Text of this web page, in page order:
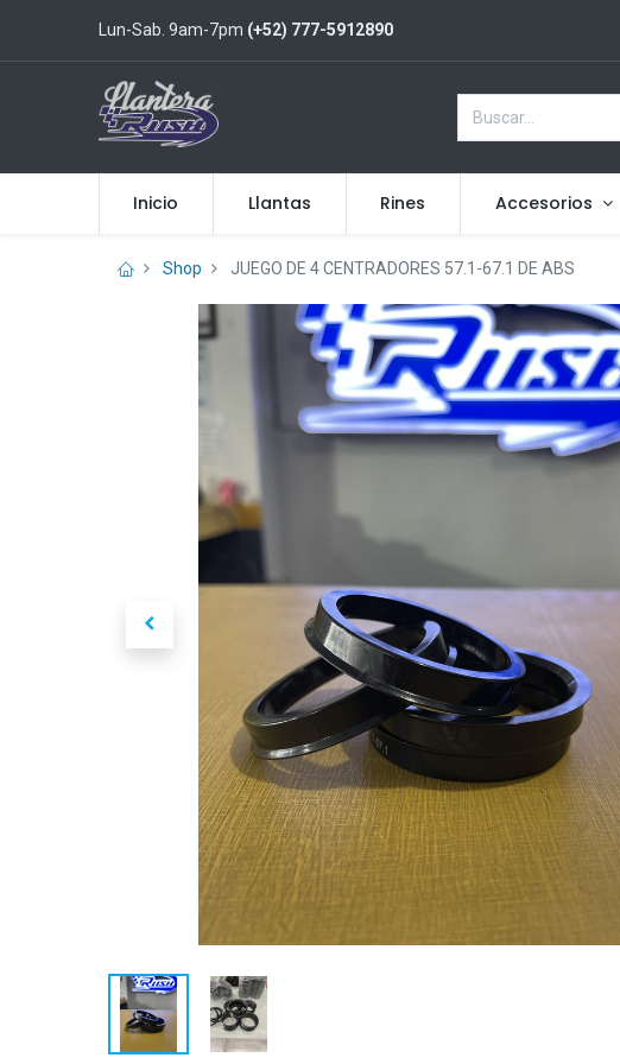
Lun-Sab. 9am-7pm (+52) 777-5912890
Inicio Llantas Rines Accesorios
Shop JUEGO DE 4 CENTRADORES 57.1-67.1 DE ABS